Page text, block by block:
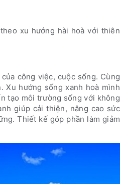
xu hướng hài hoà với thiên
công việc, cuộc sống. Cùng
hướng sống xanh hoà mình
tạo môi trường sống với không
giúp cải thiện, nâng cao sức
Thiết kế góp phần làm giảm